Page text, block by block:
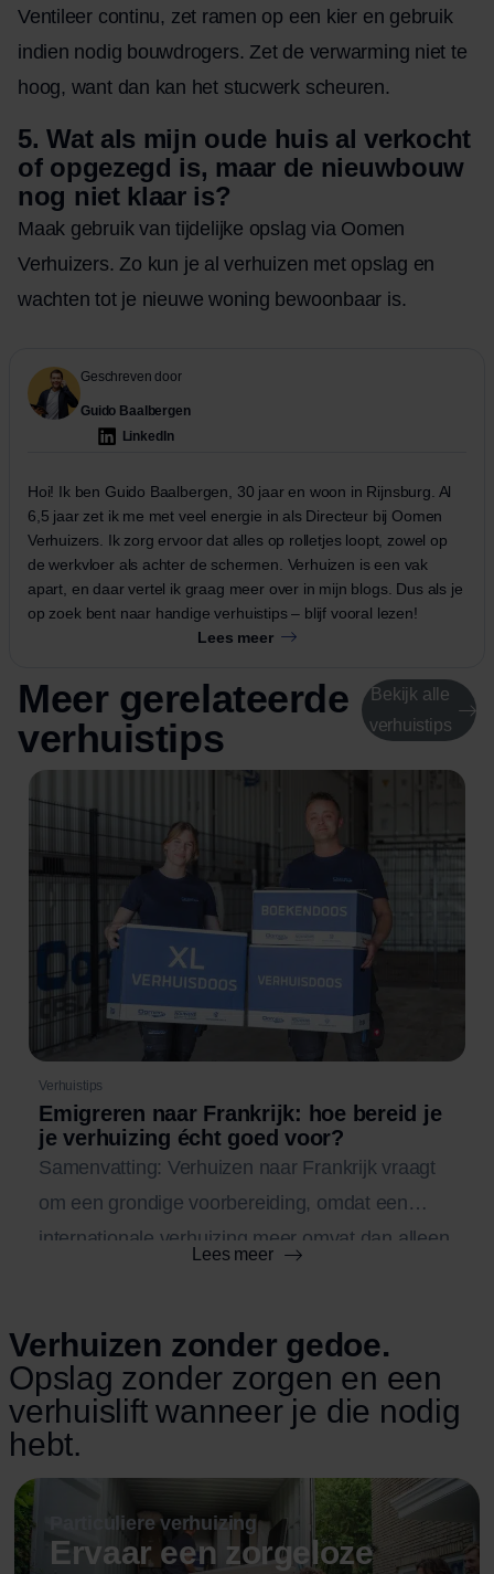
Ventileer continu, zet ramen op een kier en gebruik
indien nodig bouwdrogers. Zet de verwarming niet te
hoog, want dan kan het stucwerk scheuren.
5. Wat als mijn oude huis al verkocht
of opgezegd is, maar de nieuwbouw
nog niet klaar is?
Maak gebruik van tijdelijke opslag via Oomen
Verhuizers. Zo kun je al verhuizen met opslag en
wachten tot je nieuwe woning bewoonbaar is.
Geschreven door
Guido Baalbergen
LinkedIn
Hoi! Ik ben Guido Baalbergen, 30 jaar en woon in Rijnsburg. Al
6,5 jaar zet ik me met veel energie in als Directeur bij Oomen
Verhuizers. Ik zorg ervoor dat alles op rolletjes loopt, zowel op
de werkvloer als achter de schermen. Verhuizen is een vak
apart, en daar vertel ik graag meer over in mijn blogs. Dus als je
op zoek bent naar handige verhuistips – blijf vooral lezen!
Lees meer
Meer gerelateerde
verhuistips
Bekijk alle
verhuistips
Verhuistips
Emigreren naar Frankrijk: hoe bereid je
je verhuizing écht goed voor?
Samenvatting: Verhuizen naar Frankrijk vraagt
om een grondige voorbereiding, omdat een
internationale verhuizing meer omvat dan alleen
inpakken en administratieve zaken vooraf te
regelen, voorkom je stress en vertraging. Met
een duidelijke planning en de juiste logistieke
keuzes verloopt […]
Lees meer
Verhuizen zonder gedoe.
Opslag zonder zorgen en een
verhuislift wanneer je die nodig
hebt.
Particuliere verhuizing
Ervaar een zorgeloze